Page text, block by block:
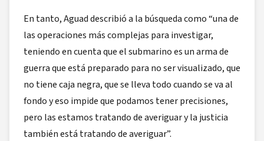
En tanto, Aguad describió a la búsqueda como “una de
las operaciones más complejas para investigar,
teniendo en cuenta que el submarino es un arma de
guerra que está preparado para no ser visualizado, que
no tiene caja negra, que se lleva todo cuando se va al
fondo y eso impide que podamos tener precisiones,
pero las estamos tratando de averiguar y la justicia
también está tratando de averiguar”.